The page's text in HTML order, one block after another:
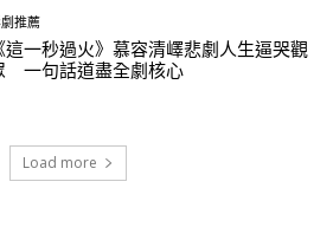
推薦
這一秒過火》慕容清嶧悲劇人生逼哭觀
一句話道盡全劇核心
Load more